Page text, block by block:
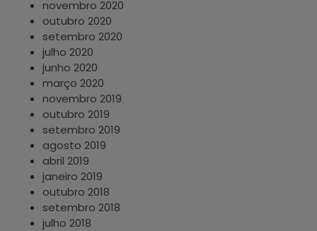
novembro 2020
outubro 2020
setembro 2020
julho 2020
junho 2020
março 2020
novembro 2019
outubro 2019
setembro 2019
agosto 2019
abril 2019
janeiro 2019
outubro 2018
setembro 2018
julho 2018